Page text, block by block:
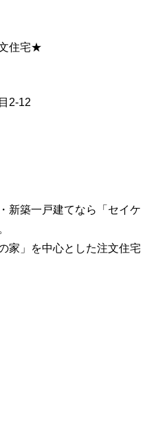
住宅★
2-12
新築一戸建てなら「セイケ
家」を中心とした注文住宅